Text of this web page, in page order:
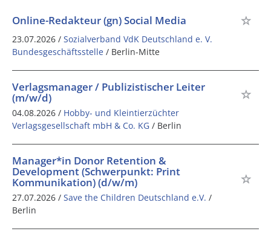
Online-Redakteur (gn) Social Media
23.07.2026 / Sozialverband VdK Deutschland e. V.
Bundesgeschäftsstelle / Berlin-Mitte
Verlagsmanager / Publizistischer Leiter
(m/w/d)
04.08.2026 / Hobby- und Kleintierzüchter
Verlagsgesellschaft mbH & Co. KG / Berlin
Manager*in Donor Retention &
Development (Schwerpunkt: Print
Kommunikation) (d/w/m)
27.07.2026 / Save the Children Deutschland e.V. /
Berlin